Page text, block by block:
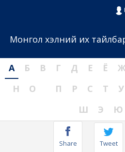
Монгол хэлний их
А Б В Г Д Е Ё
Н
О П Р С Т У
Ш
Э Ю
Share Tweet